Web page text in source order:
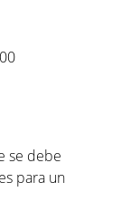
se debe
para un